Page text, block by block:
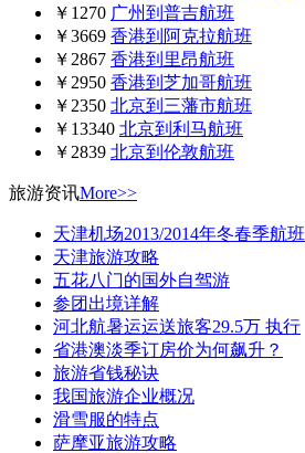
￥1270 广州到普吉航班
￥3669 香港到阿克拉航班
￥2867 香港到里昂航班
￥2950 香港到芝加哥航班
￥2350 北京到三藩市航班
￥13340 北京到利马航班
￥2839 北京到伦敦航班
旅游资讯More>>
天津机场2013/2014年冬春季航班
天津旅游攻略
五花八门的国外自驾游
参团出境详解
河北航暑运运送旅客29.5万 执行
省港澳淡季订房价为何飙升？
旅游省钱秘诀
我国旅游企业概况
滑雪服的特点
萨摩亚旅游攻略